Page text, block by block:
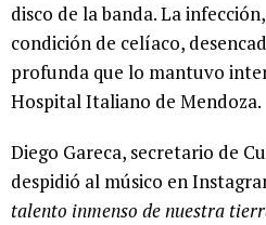
disco de la banda. La
condición de celíaco,
profunda que lo mantuvo
Hospital Italiano de Mendoza.
Diego Gareca, secretario de
despidió al músico en
talento inmenso de nuestra